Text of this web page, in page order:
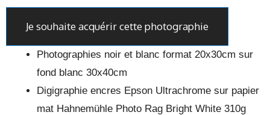
Je souhaite acquérir cette photographie
Photographies noir et blanc format 20x30cm sur
fond blanc 30x40cm
Digigraphie encres Epson Ultrachrome sur papier
mat Hahnemühle Photo Rag Bright White 310g